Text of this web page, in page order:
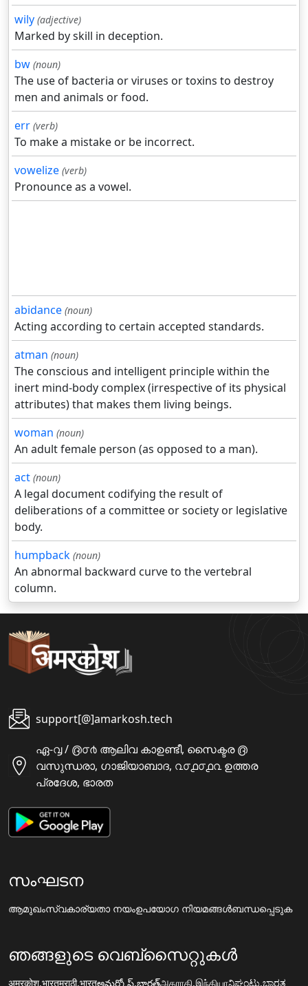
wily (adjective)
Marked by skill in deception.
bw (noun)
The use of bacteria or viruses or toxins to destroy
men and animals or food.
err (verb)
To make a mistake or be incorrect.
vowelize (verb)
Pronounce as a vowel.
abidance (noun)
Acting according to certain accepted standards.
atman (noun)
The conscious and intelligent principle within the
inert mind-body complex (irrespective of its physical
attributes) that makes them living beings.
woman (noun)
An adult female person (as opposed to a man).
act (noun)
A legal document codifying the result of
deliberations of a committee or society or legislative
body.
humpback (noun)
An abnormal backward curve to the vertebral
column.
support[@]amarkosh.tech
ഏ-൮ / ൫൦൪ ആലിവ കാഉണ്ടീ, സൈക്ടര ൫
വസുന്ധരാ, ഗാജിയാബാദ, ൨൦൧൦൧൨ ഉത്തര
പ്രദേശ, ഭാരത
സംഘടന
ആമുഖംസ്വകാര്യതാ നയംഉപയോഗ നിയമങ്ങൾബന്ധപ്പെടുക
ഞങ്ങളുടെ വെബ്സൈറ്റുകൾ
अमरकोश.भारतमराठी.भारतఅమర్కోష్.భారత్அகராதி.இந்தியாನಿಘಂಟು.ಭಾರತ